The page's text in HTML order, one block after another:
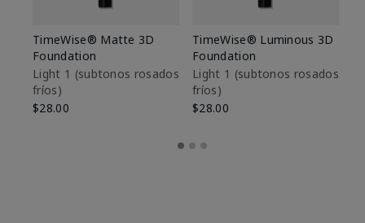
TimeWise® Matte 3D
Foundation
Light 1​ (subtonos rosados
fríos)
$28.00
TimeWise® Luminous 3D
Foundation
Light 1​ (subtonos rosados
fríos)
$28.00